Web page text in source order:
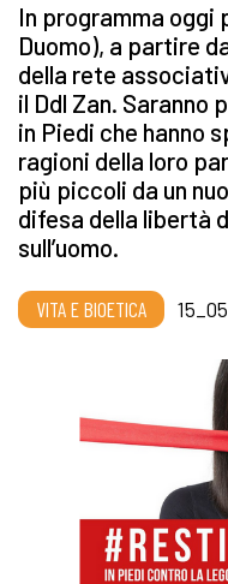
In programma oggi
Duomo), a partire
della rete
il Ddl Zan. Saranno
in Piedi che hanno
ragioni della loro
più piccoli da un
difesa della libertà
sull’uomo.
VITA E BIOETICA